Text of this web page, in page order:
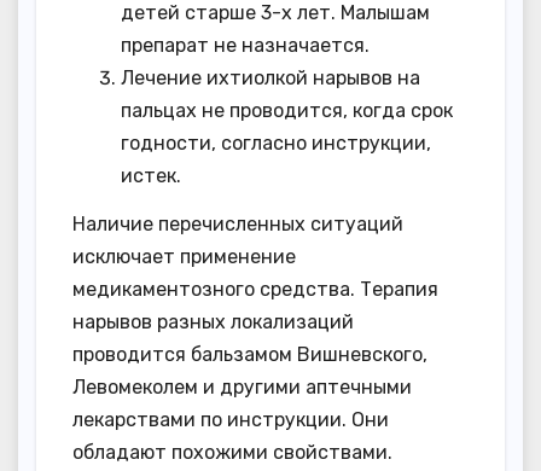
детей старше 3-х лет. Малышам
препарат не назначается.
Лечение ихтиолкой нарывов на
пальцах не проводится, когда срок
годности, согласно инструкции,
истек.
Наличие перечисленных ситуаций
исключает применение
медикаментозного средства. Терапия
нарывов разных локализаций
проводится бальзамом Вишневского,
Левомеколем и другими аптечными
лекарствами по инструкции. Они
обладают похожими свойствами.